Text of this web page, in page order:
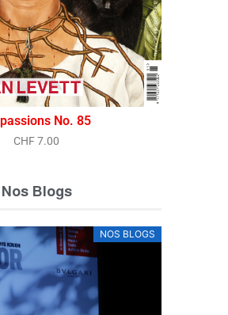
rapideNo. 85
CHF7.00
Nos Blogs
NOS BLOGS